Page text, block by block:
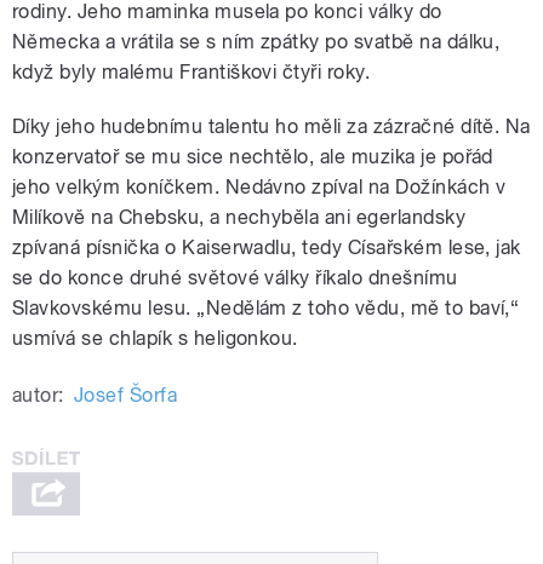
rodiny. Jeho maminka musela po konci války do
Německa a vrátila se s ním zpátky po svatbě na dálku,
když byly malému Františkovi čtyři roky.
Díky jeho hudebnímu talentu ho měli za zázračné dítě. Na
konzervatoř se mu sice nechtělo, ale muzika je pořád
jeho velkým koníčkem. Nedávno zpíval na Dožínkách v
Milíkově na Chebsku, a nechyběla ani egerlandsky
zpívaná písnička o Kaiserwadlu, tedy Císařském lese, jak
se do konce druhé světové války říkalo dnešnímu
Slavkovskému lesu. „Nedělám z toho vědu, mě to baví,“
usmívá se chlapík s heligonkou.
autor: Josef Šorfa